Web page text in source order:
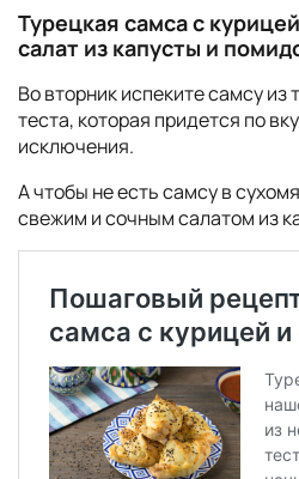
Турецкая самса с
салат из капусты и
Во вторник испеките самсу
теста, которая придется по
исключения.
А чтобы не есть самсу в
свежим и сочным салатом из